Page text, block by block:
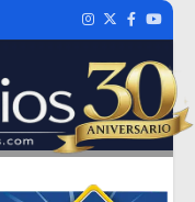
Instagram
TwitterFacebook